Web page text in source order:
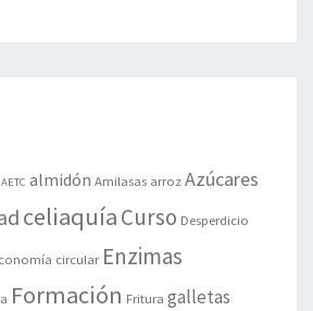
AETC almidón Amilasas arrozAzúcares
celiaquíaCurso Desperdicio
circular Enzimas
Formación Fritura galletas